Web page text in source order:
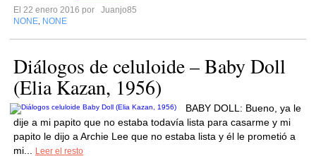
El 22 enero 2016 por
Juanjo85
NONE NONE
Diálogos de celuloide – Baby Doll
(Elia Kazan, 1956)
BABY DOLL: Bueno, ya le
dije a mi papito que no estaba todavía lista para casarme y mi
papito le dijo a Archie Lee que no estaba lista y él le prometió a
mi...
Leer el resto